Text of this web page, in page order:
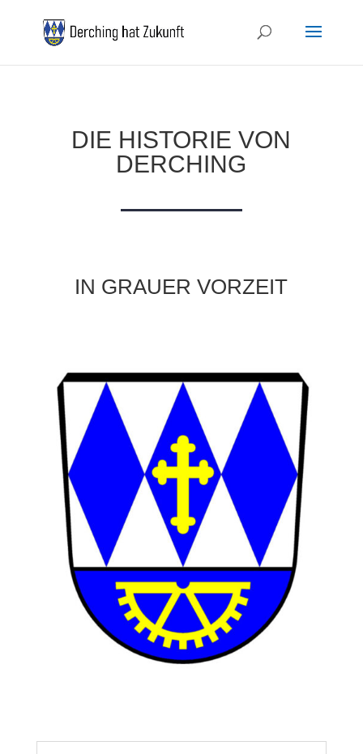
DIE HISTORIE VON
DERCHING
IN GRAUER VORZEIT